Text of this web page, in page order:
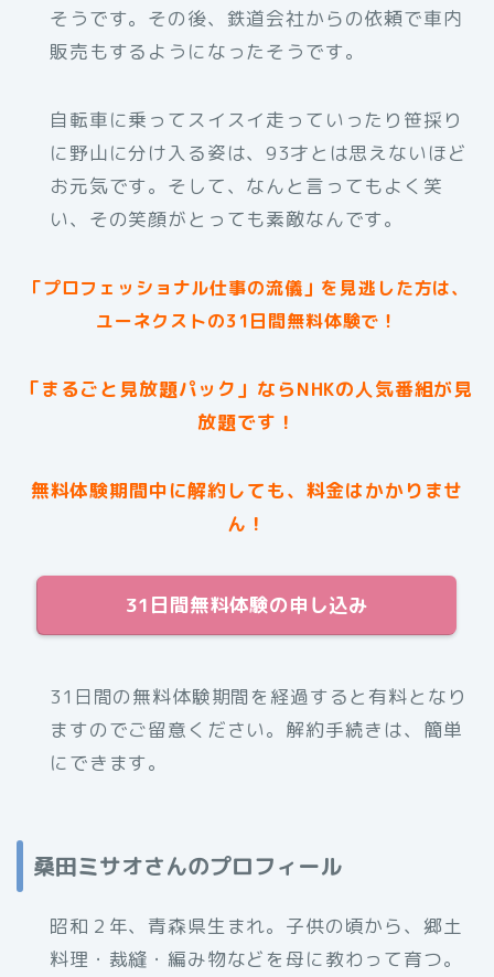
そうです。その後、鉄道会社からの依頼で車内
販売もするようになったそうです。
自転車に乗ってスイスイ走っていったり笹採り
に野山に分け入る姿は、93才とは思えないほど
お元気です。そして、なんと言ってもよく笑
い、その笑顔がとっても素敵なんです。
「プロフェッショナル仕事の流儀」を見逃した方は、
ユーネクストの31日間無料体験で！
「まるごと見放題パック」ならNHKの人気番組が見
放題です！
無料体験期間中に解約しても、料金はかかりませ
ん！
31日間無料体験の申し込み
31日間の無料体験期間を経過すると有料となり
ますのでご留意ください。解約手続きは、簡単
にできます。
桑田ミサオさんのプロフィール
昭和２年、青森県生まれ。子供の頃から、郷土
料理・裁縫・編み物などを母に教わって育つ。